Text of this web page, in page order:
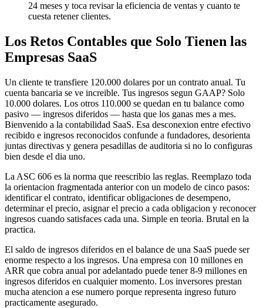
24 meses y toca revisar la eficiencia de ventas y cuanto te
cuesta retener clientes.
Los Retos Contables que Solo Tienen las
Empresas SaaS
Un cliente te transfiere 120.000 dolares por un contrato anual. Tu
cuenta bancaria se ve increible. Tus ingresos segun GAAP? Solo
10.000 dolares. Los otros 110.000 se quedan en tu balance como
pasivo — ingresos diferidos — hasta que los ganas mes a mes.
Bienvenido a la contabilidad SaaS. Esa desconexion entre efectivo
recibido e ingresos reconocidos confunde a fundadores, desorienta
juntas directivas y genera pesadillas de auditoria si no lo configuras
bien desde el dia uno.
La ASC 606 es la norma que reescribio las reglas. Reemplazo toda
la orientacion fragmentada anterior con un modelo de cinco pasos:
identificar el contrato, identificar obligaciones de desempeno,
determinar el precio, asignar el precio a cada obligacion y reconocer
ingresos cuando satisfaces cada una. Simple en teoria. Brutal en la
practica.
El saldo de ingresos diferidos en el balance de una SaaS puede ser
enorme respecto a los ingresos. Una empresa con 10 millones en
ARR que cobra anual por adelantado puede tener 8-9 millones en
ingresos diferidos en cualquier momento. Los inversores prestan
mucha atencion a ese numero porque representa ingreso futuro
practicamente asegurado.